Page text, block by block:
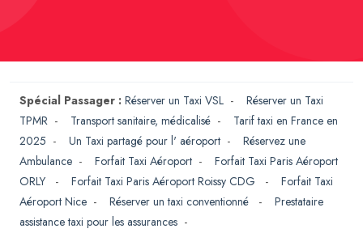
Spécial Passager : Réserver un Taxi VSL - Réserver un Taxi
TPMR - Transport sanitaire, médicalisé - Tarif taxi en France en
2025 - Un Taxi partagé pour l' aéroport - Réservez une
Ambulance - Forfait Taxi Aéroport - Forfait Taxi Paris Aéroport
ORLY
- Forfait Taxi Paris Aéroport Roissy CDG - Forfait Taxi
Aéroport Nice - Réserver un taxi conventionné - Prestataire
assistance taxi pour les assurances -